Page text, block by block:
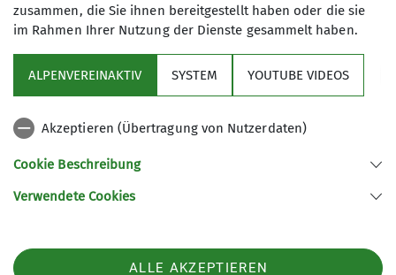
Die Stadt Fürth bietet allen Kindern, die 2025
eingeschult wurden eine kostenlose
Schnuppermitgliedschaft in einem Fürther
Sportverein an. In den ersten Wochen des
Schuljahres sollten die Kinder dazu von ihrer
einen entsprechenden Sportgutschein erhalten
haben.
Alpenvereins (DAV) beteiligen uns an der Aktion.
zusammen, die Sie ihnen bereitgestellt haben oder die sie
im Rahmen Ihrer Nutzung der Dienste gesammelt haben.
ALPENVEREINAKTIV SYSTEM YOUTUBE VIDEOS
Akzeptieren (Übertragung von Nutzerdaten)
Cookie Beschreibung
Verwendete Cookies
ALLE AKZEPTIEREN